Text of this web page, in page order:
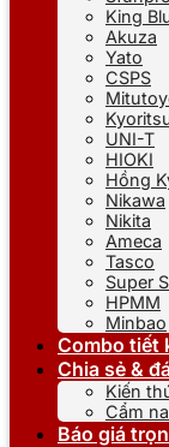
King
Akuza
Yato
CSPS
UNI-T
HIOKI
Hồng
Nikawa
Nikita
Ameca
Tasco
Super
HPMM
Minbao
Combo tiết
Chia sẻ &
Kiến
Cẩm
Báo giá